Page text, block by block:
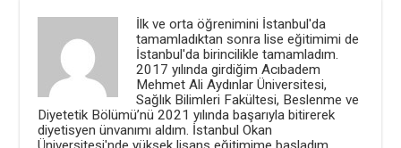
İlk ve orta öğrenimini İstanbul'da
tamamladıktan sonra lise eğitimimi de
İstanbul'da birincilikle tamamladım.
2017 yılında girdiğim Acıbadem
Mehmet Ali Aydınlar Üniversitesi,
Sağlık Bilimleri Fakültesi, Beslenme ve
Diyetetik Bölümü’nü 2021 yılında başarıyla bitirerek
diyetisyen ünvanımı aldım. İstanbul Okan